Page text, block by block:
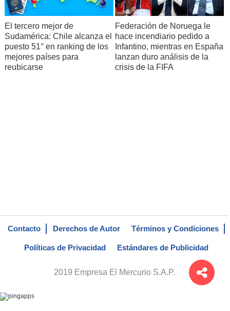
El tercero mejor de
Sudamérica: Chile alcanza el
puesto 51° en ranking de los
mejores países para
reubicarse
Federación de Noruega le
hace incendiario pedido a
Infantino, mientras en España
lanzan duro análisis de la
crisis de la FIFA
Contacto Derechos de Autor Términos y Condiciones
Políticas de Privacidad Estándares de Publicidad
2019 Empresa El Mercurio S.A.P.